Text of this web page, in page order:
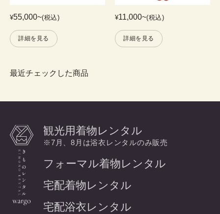
¥55,000~(税込)
詳細を見る
¥11,000~(税込)
詳細を見る
最近チェックした商品
観光用着物レンタル
※7月、8月は浴衣レンタルのみ販売
フォーマル着物レンタル
宅配着物レンタル
宅配浴衣レンタル